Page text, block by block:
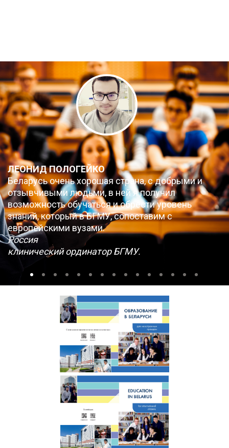
ЛЕОНИД ПОЛОГЕЙКО
Беларусь очень хорошая страна, с добрыми и
отзывчивыми людьми, в ней я получил
возможность обучаться и обрести уровень
знаний, который в БГМУ, сопоставим с
европейскими вузами.
Россия
клинический ординатор БГМУ.